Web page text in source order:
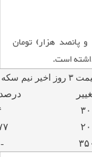
(هفت میلیون و پانصد هزار) تومان
نیم سکه
درصد
-۵